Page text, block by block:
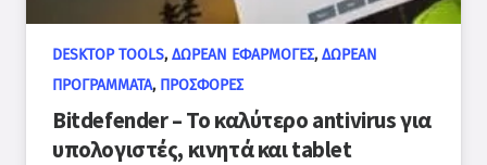
DESKTOP TOOLS,ΔΩΡΕΆΝ ΕΦΑΡΜΟΓΈΣ,ΔΩΡΕΆΝ
ΠΡΟΓΡΆΜΜΑΤΑ, ΠΡΟΣΦΟΡΈΣ
Bitdefender – Το καλύτερο antivirus για
υπολογιστές, κινητά και tablet